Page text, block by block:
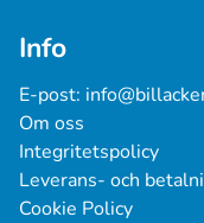
Info
E-post:
Om oss
Integritetspolicy
Leverans- och
Cookie Policy